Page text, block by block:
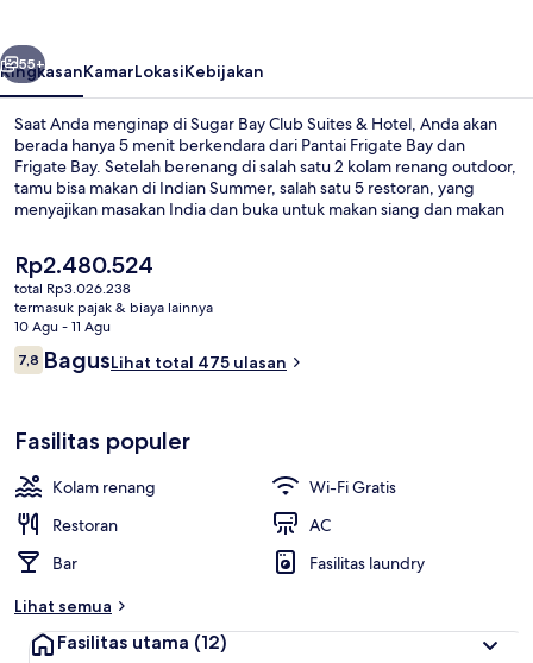
Hotel
Berikutnya
55+
RingkasanKamarLokasiKebijakan
Saat Anda menginap di Sugar Bay Club Suites & Hotel, Anda akan
berada hanya 5 menit berkendara dari Pantai Frigate Bay dan
Frigate Bay. Setelah berenang di salah satu 2 kolam renang outdoor,
tamu bisa makan di Indian Summer, salah satu 5 restoran, yang
menyajikan masakan India dan buka untuk makan siang dan makan
anak, dan teras. Para traveler menyukai staf.
Harga
saat
ini
Rp2.480.524
Rp2.480.524
total Rp3.026.238
termasuk pajak & biaya lainnya
10 Agu - 11 Agu
Ulasan
7,87,8 dari 10
BagusLihat total 475 ulasan
Fasilitas populer
Kolam renang
Wi-Fi Gratis
Restoran
AC
Bar
Fasilitas laundry
Lihat semua
Fasilitas utama (12)